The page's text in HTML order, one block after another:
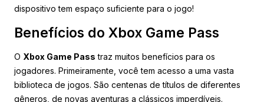
dispositivo tem espaço suficiente para o jogo!
Benefícios do Xbox Game Pass
O Xbox Game Pass traz muitos benefícios para os
jogadores. Primeiramente, você tem acesso a uma vasta
biblioteca de jogos. São centenas de títulos de diferentes
gêneros, de novas aventuras a clássicos imperdíveis.